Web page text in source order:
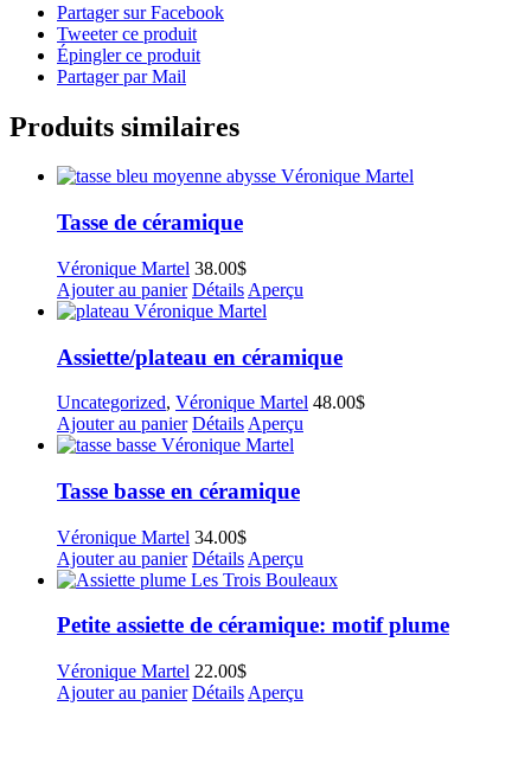
Partager sur Facebook
Tweeter ce produit
Épingler ce produit
Partager par Mail
Produits similaires
Tasse de céramique
Véronique Martel 38.00$
Ajouter au panier Détails Aperçu
Assiette/plateau en céramique
Uncategorized, Véronique Martel 48.00$
Ajouter au panier Détails Aperçu
Tasse basse en céramique
Véronique Martel 34.00$
Ajouter au panier Détails Aperçu
Petite assiette de céramique: motif plume
Véronique Martel 22.00$
Ajouter au panier Détails Aperçu